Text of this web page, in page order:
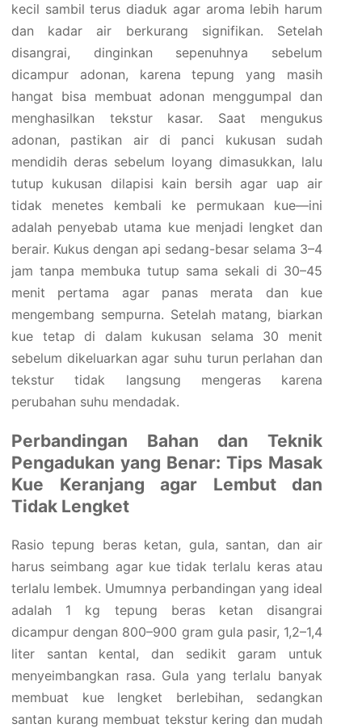
kecil sambil terus diaduk agar aroma lebih harum
dan kadar air berkurang signifikan. Setelah
disangrai, dinginkan sepenuhnya sebelum
dicampur adonan, karena tepung yang masih
hangat bisa membuat adonan menggumpal dan
menghasilkan tekstur kasar. Saat mengukus
adonan, pastikan air di panci kukusan sudah
mendidih deras sebelum loyang dimasukkan, lalu
tutup kukusan dilapisi kain bersih agar uap air
tidak menetes kembali ke permukaan kue—ini
adalah penyebab utama kue menjadi lengket dan
berair. Kukus dengan api sedang-besar selama 3–4
jam tanpa membuka tutup sama sekali di 30–45
menit pertama agar panas merata dan kue
mengembang sempurna. Setelah matang, biarkan
kue tetap di dalam kukusan selama 30 menit
sebelum dikeluarkan agar suhu turun perlahan dan
tekstur tidak langsung mengeras karena
perubahan suhu mendadak.
Perbandingan Bahan dan Teknik
Pengadukan yang Benar: Tips Masak
Kue Keranjang agar Lembut dan
Tidak Lengket
Rasio tepung beras ketan, gula, santan, dan air
harus seimbang agar kue tidak terlalu keras atau
terlalu lembek. Umumnya perbandingan yang ideal
adalah 1 kg tepung beras ketan disangrai
dicampur dengan 800–900 gram gula pasir, 1,2–1,4
liter santan kental, dan sedikit garam untuk
menyeimbangkan rasa. Gula yang terlalu banyak
membuat kue lengket berlebihan, sedangkan
santan kurang membuat tekstur kering dan mudah